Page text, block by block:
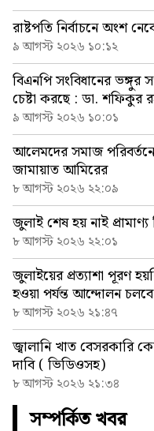
রাষ্টপতি নির্বাচনে অংশ
৯ আগস্ট ২০২৬ ১০:১২
বিএনপি সংবিধানের ভঙ্গুর
চেষ্টা করছে : ডা. শফিকুর
৯ আগস্ট ২০২৬ ১০:০১
আলেমদের সমাজ
জামায়াত আমিরের
৮ আগস্ট ২০২৬ ২২:০৯
জুলাই শেষ হয় নাই প্রামাণ্য
৮ আগস্ট ২০২৬ ২২:০১
জুলাইয়ের প্রত্যাশা পূরণ
হওয়া পর্যন্ত আন্দোলন
৮ আগস্ট ২০২৬ ২১:৪৭
জ্বালানি খাত বেসরকারি
দাবি ( ভিডিওসহ)
৮ আগস্ট ২০২৬ ২১:৩৪
সম্পর্কিত খবর